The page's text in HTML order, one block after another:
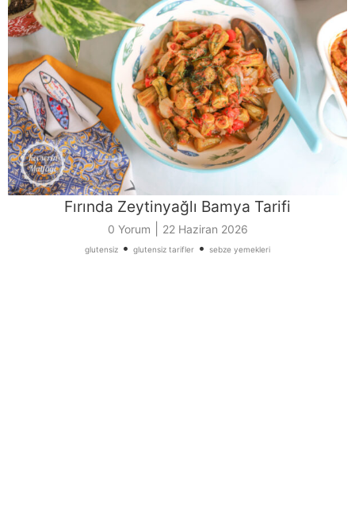
Fırında Zeytinyağlı Bamya Tarifi
0 Yorum 22 Haziran 2026
glutensiz • glutensiz tarifler • sebze yemekleri